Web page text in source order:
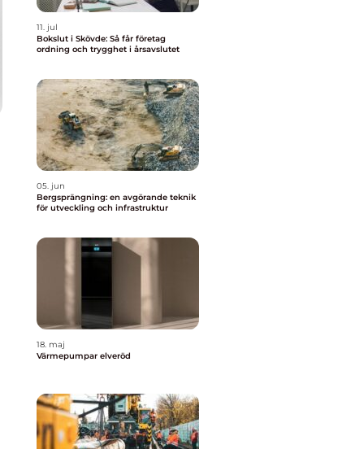
11. jul
Bokslut i Skövde: Så får företag
ordning och trygghet i årsavslutet
05. jun
Bergsprängning: en avgörande teknik
för utveckling och infrastruktur
18. maj
Värmepumpar elveröd